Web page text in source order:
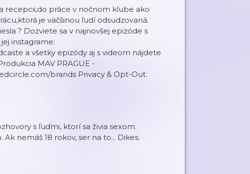
recepcii,do práce v nočnom klube ako
je väčšinou ľudí odsudzovaná.
? Dozviete sa v najnovšej epizóde s
instagrame:
a všetky epizódy aj s videom nájdete
MAV PRAGUE -
brands Privacy & Opt-Out:
s ľuďmi, ktorí sa živia sexom.
nemáš 18 rokov, ser na to... Dikes.